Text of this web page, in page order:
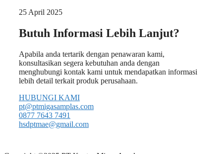
25 April 2025
Butuh Informasi Lebih Lanjut?
Apabila anda tertarik dengan penawaran kami,
konsultasikan segera kebutuhan anda dengan
menghubungi kontak kami untuk mendapatkan informasi
lebih detail terkait produk perusahaan.
HUBUNGI KAMI
pt@ptmigasamplas.com
0877 7643 7491
hsdptmae@gmail.com